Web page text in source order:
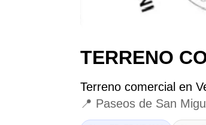
TERRENO
Terreno comercial en
📍 Paseos de San